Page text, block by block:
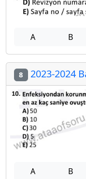
A B
8 2023-2024
A B